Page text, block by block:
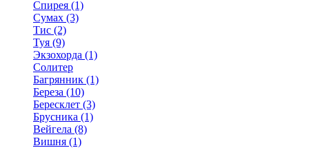
Спирея (1)
Сумах (3)
Тис (2)
Туя (9)
Экзохорда (1)
Солитер
Багрянник (1)
Береза (10)
Бересклет (3)
Брусника (1)
Вейгела (8)
Вишня (1)